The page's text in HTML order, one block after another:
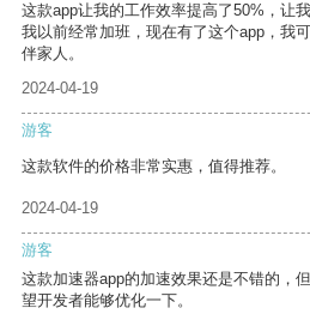
这款app让我的工作效率提高了50%，让
我以前经常加班，现在有了这个app，我
伴家人。
2024-04-19
游客
这款软件的价格非常实惠，值得推荐。
2024-04-19
游客
这款加速器app的加速效果还是不错的，
望开发者能够优化一下。